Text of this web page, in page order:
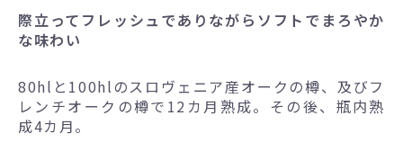
際立ってフレッシュでありながらソフトでまろやか
な味わい
80hlと100hlのスロヴェニア産オークの樽、及びフ
レンチオークの樽で12カ月熟成。その後、瓶内熟
成4カ月。